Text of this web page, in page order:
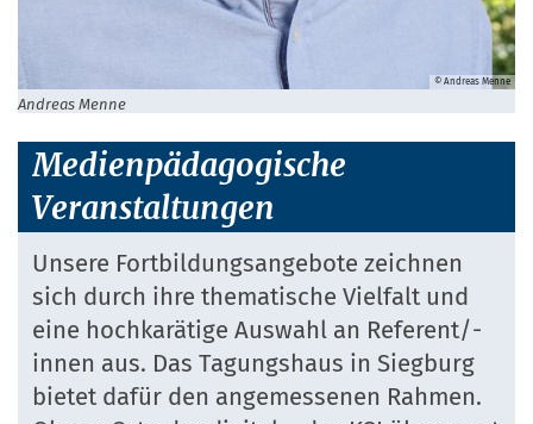
© Andreas Menne
Andreas Menne
Medienpädagogische
Veranstaltungen
Unsere Fortbildungsangebote zeichnen
sich durch ihre thematische Vielfalt und
eine hochkarätige Auswahl an Referent/-
innen aus. Das Tagungshaus in Siegburg
bietet dafür den angemessenen Rahmen.